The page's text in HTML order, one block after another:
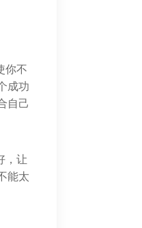
你不
成功
自己
，让
能太